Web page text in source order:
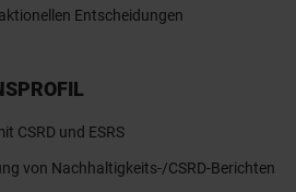
Entscheidungen
CSRD und ESRS
von Nachhaltigkeits-/CSRD-Berichten